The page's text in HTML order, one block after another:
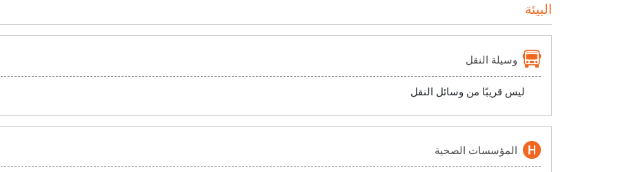
البيئة
وسيلة النقل
ليس قريبًا من وسائل النقل
المؤسسات الصحية